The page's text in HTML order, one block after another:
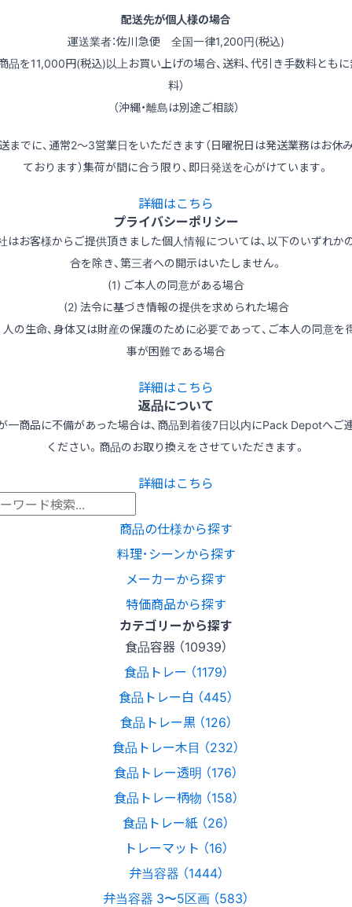
配送先が個人様の場合
運送業者：佐川急便 全国一律1,200円(税込)
品を11,000円(税込)以上お買い上げの場合、送料、代引き手数料とも
料）
（沖縄・離島は別途ご相談）
までに、通常2～3営業日をいただきます（日曜祝日は発送業務はお休
ております）集荷が間に合う限り、即日発送を心がけています。
詳細はこちら
プライバシーポリシー
はお客様からご提供頂きました個人情報については、以下のいずれか
合を除き、第三者への開示はいたしません。
(1) ご本人の同意がある場合
(2) 法令に基づき情報の提供を求められた場合
の生命、身体又は財産の保護のために必要であって、ご本人の同意を
事が困難である場合
詳細はこちら
返品について
一商品に不備があった場合は、商品到着後7日以内にPack Depotへご
ください。商品のお取り換えをさせていただきます。
詳細はこちら
商品の仕様から探す
料理･シーンから探す
メーカーから探す
特価商品から探す
カテゴリーから探す
食品容器 （10939）
食品トレー （1179）
食品トレー白 （445）
食品トレー黒 （126）
食品トレー木目 （232）
食品トレー透明 （176）
食品トレー柄物 （158）
食品トレー紙 （26）
トレーマット （16）
弁当容器 （1444）
弁当容器 3〜5区画 （583）